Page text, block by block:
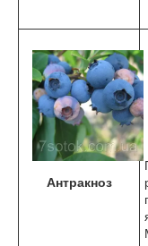
Антракноз